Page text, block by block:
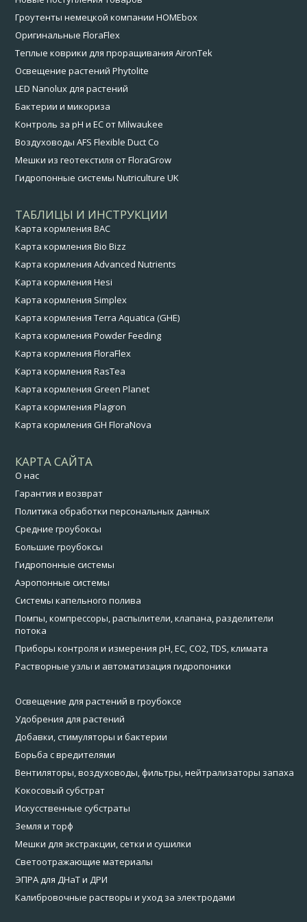
Гроутенты немецкой компании HOMEbox
Оригинальные FloraFlex
Теплые коврики для проращивания AironTek
Освещение растений Phytolite
LED Nanolux для растений
Бактерии и микориза
Контроль за pH и EC от Milwaukee
Воздуховоды AFS Flexible Duct Co
Мешки из геотекстиля от FloraGrow
Гидропонные системы Nutriculture UK
ТАБЛИЦЫ И ИНСТРУКЦИИ
Карта кормления BAC
Карта кормления Bio Bizz
Карта кормления Advanced Nutrients
Карта кормления Hesi
Карта кормления Simplex
Карта кормления Terra Aquatica (GHE)
Карта кормления Powder Feeding
Карта кормления FloraFlex
Карта кормления RasTea
Карта кормления Green Planet
Карта кормления Plagron
Карта кормления GH FloraNova
КАРТА САЙТА
О нас
Гарантия и возврат
Политика обработки персональных данных
Средние гроубоксы
Большие гроубоксы
Гидропонные системы
Аэропонные системы
Системы капельного полива
Помпы, компрессоры, распылители, клапана, разделители
потока
Приборы контроля и измерения pH, EC, CO2, TDS, климата
Растворные узлы и автоматизация гидропоники
Освещение для растений в гроубоксе
Удобрения для растений
Добавки, стимуляторы и бактерии
Борьба с вредителями
Вентиляторы, воздуховоды, фильтры, нейтрализаторы запаха
Кокосовый субстрат
Искусственные субстраты
Земля и торф
Мешки для экстракции, сетки и сушилки
Светоотражающие материалы
ЭПРА для ДНаТ и ДРИ
Калибровочные растворы и уход за электродами